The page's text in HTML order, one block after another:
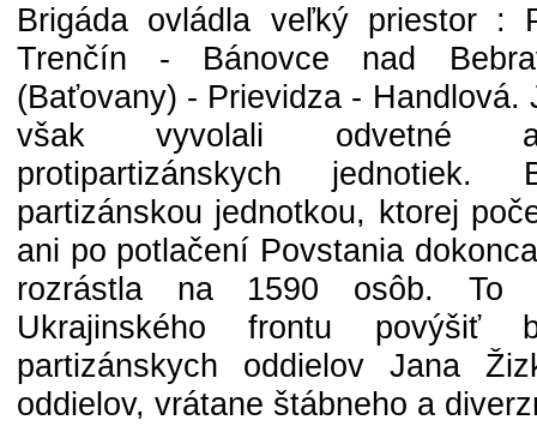
Brigáda ovládla veľký priestor :
Trenčín - Bánovce nad
(Baťovany) - Prievidza - Handlová.
však vyvolali odvetné
protipartizánskych
partizánskou jednotkou, ktorej
ani po potlačení Povstania
rozrástla na 1590 osôb. To
Ukrajinského frontu povýšiť
partizánskych oddielov Jana
oddielov, vrátane štábneho a